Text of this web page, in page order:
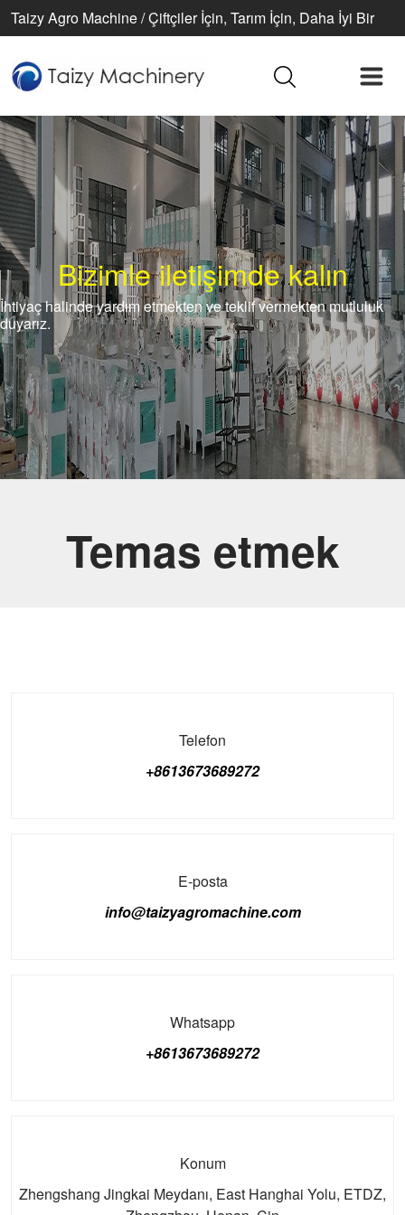
Taizy Agro Machine / Çiftçiler İçin, Tarım İçin, Daha İyi Bir
Bizimle iletişimde kalın
İhtiyaç halinde yardım etmekten ve teklif vermekten mutluluk
duyarız.
Temas etmek
Telefon
+8613673689272
E-posta
info@taizyagromachine.com
Whatsapp
+8613673689272
Konum
Zhengshang Jingkai Meydanı, East Hanghai Yolu, ETDZ,